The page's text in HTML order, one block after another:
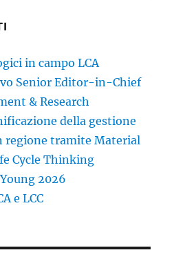
in campo LCA
Senior Editor-in-Chief
& Research
della gestione
tramite Material
Cycle Thinking
2026
e LCC